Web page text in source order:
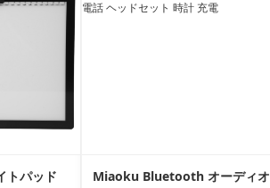
トパッド
Miaoku Bluetooth オーディオ